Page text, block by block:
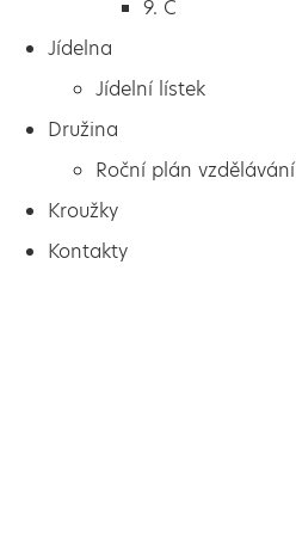
9. C
Jídelna
Jídelní lístek
Družina
Roční plán vzdělávání
Kroužky
Kontakty